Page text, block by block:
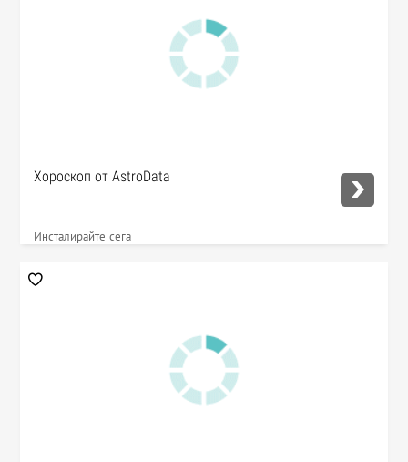
Хороскоп от AstroData
Инсталирайте сега